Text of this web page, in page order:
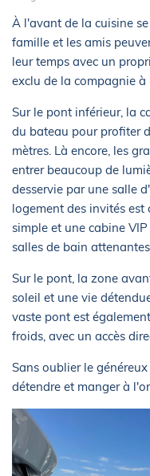
À l'avant de la cuisine
famille et les amis
leur temps avec un
exclu de la compagnie à
Sur le pont inférieur, la
du bateau pour profiter
mètres. Là encore, les
entrer beaucoup de
desservie par une salle
logement des invités
simple et une cabine
salles de bain
Sur le pont, la zone
soleil et une vie
vaste pont est
froids, avec un accès
Sans oublier le
détendre et manger à